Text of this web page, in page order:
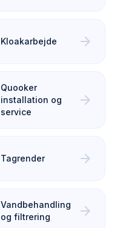
Kloakarbejde arrow_forward
Quooker
installation og
service
arrow_forward
Tagrender arrow_forward
Vandbehandling
og filtrering
arrow_forward